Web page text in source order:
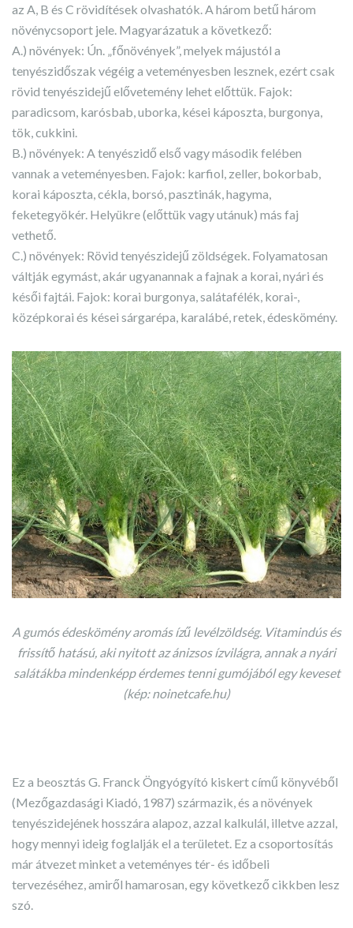
az A, B és C rövidítések olvashatók. A három betű három
növénycsoport jele. Magyarázatuk a következő:
A.) növények: Ún. „főnövények”, melyek májustól a
tenyészidőszak végéig a veteményesben lesznek, ezért csak
rövid tenyészidejű elővetemény lehet előttük. Fajok:
paradicsom, karósbab, uborka, kései káposzta, burgonya,
tök, cukkini.
B.) növények: A tenyészidő első vagy második felében
vannak a veteményesben. Fajok: karfiol, zeller, bokorbab,
korai káposzta, cékla, borsó, pasztinák, hagyma,
feketegyökér. Helyükre (előttük vagy utánuk) más faj
vethető.
C.) növények: Rövid tenyészidejű zöldségek. Folyamatosan
váltják egymást, akár ugyanannak a fajnak a korai, nyári és
késői fajtái. Fajok: korai burgonya, salátafélék, korai-,
középkorai és kései sárgarépa, karalábé, retek, édeskömény.
A gumós édeskömény aromás ízű levélzöldség. Vitamindús és
frissítő hatású, aki nyitott az ánizsos ízvilágra, annak a nyári
salátákba mindenképp érdemes tenni gumójából egy keveset
(kép: noinetcafe.hu)
Ez a beosztás G. Franck Öngyógyító kiskert című könyvéből
(Mezőgazdasági Kiadó, 1987) származik, és a növények
tenyészidejének hosszára alapoz, azzal kalkulál, illetve azzal,
hogy mennyi ideig foglalják el a területet. Ez a csoportosítás
már átvezet minket a veteményes tér- és időbeli
tervezéséhez, amiről hamarosan, egy következő cikkben lesz
szó.